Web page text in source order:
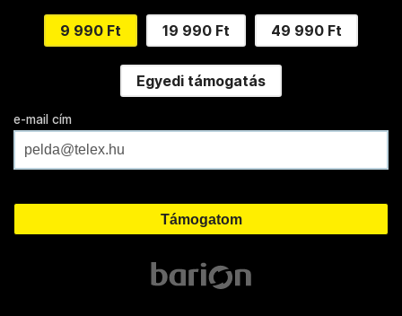
9 990 Ft 19 990 Ft 49 990 Ft
Egyedi támogatás
e-mail cím